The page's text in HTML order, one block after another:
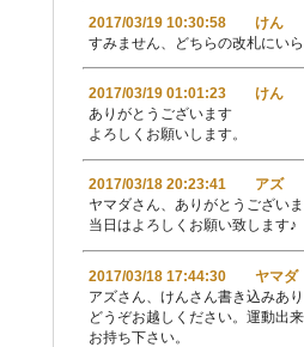
2017/03/19 10:30:58 けん
すみません、どちらの改札にい
2017/03/19 01:01:23 けん
ありがとうございます
よろしくお願いします。
2017/03/18 20:23:41 アズ
ヤマダさん、ありがとうござい
当日はよろしくお願い致します♪
2017/03/18 17:44:30 ヤマダ
アズさん、けんさん書き込みあ
どうぞお越しください。運動出
お持ち下さい。